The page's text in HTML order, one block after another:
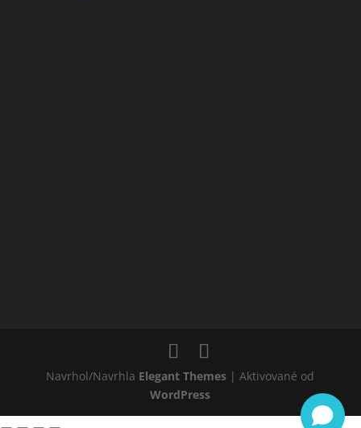
Navrhol/Navrhla Elegant Themes | Aktivované od
WordPress